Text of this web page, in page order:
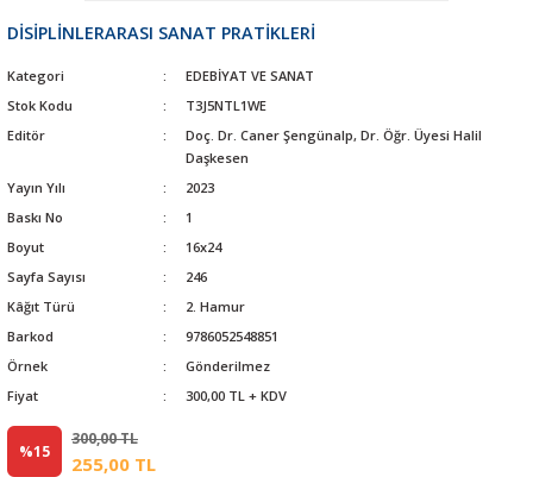
DİSİPLİNLERARASI SANAT PRATİKLERİ
Kategori
EDEBİYAT VE SANAT
Stok Kodu
T3J5NTL1WE
Editör
Doç. Dr. Caner Şengünalp, Dr. Öğr. Üyesi Halil
Daşkesen
Yayın Yılı
2023
Baskı No
1
Boyut
16x24
Sayfa Sayısı
246
Kâğıt Türü
2. Hamur
Barkod
9786052548851
Örnek
Gönderilmez
Fiyat
300,00 TL + KDV
%15
300,00 TL
255,00 TL